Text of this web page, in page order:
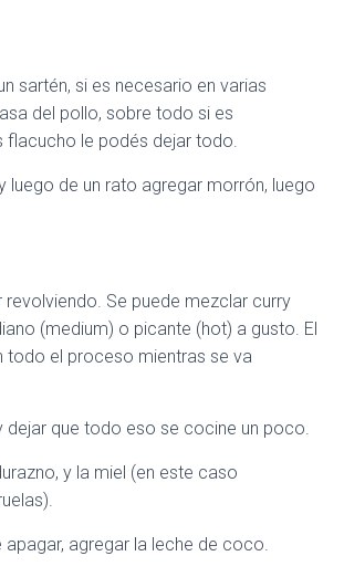
sartén, si es necesario en varias
del pollo, sobre todo si es
flacucho le podés dejar todo.
luego de un rato agregar morrón, luego
revolviendo. Se puede mezclar curry
(medium) o picante (hot) a gusto. El
todo el proceso mientras se va
dejar que todo eso se cocine un poco.
y la miel (en este caso
apagar, agregar la leche de coco.